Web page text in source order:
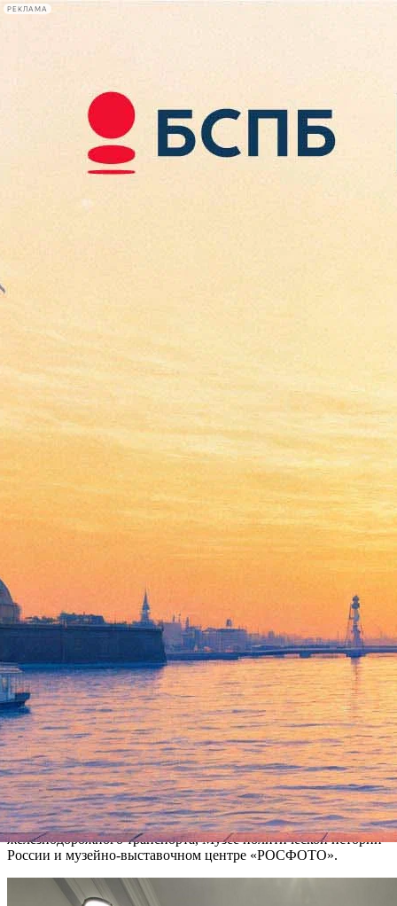
РЕКЛАМА
Сегодня:
2026.08.09
17:42
Афиша Plus
Пять петербургских музеев
объявили бесплатный вход
для женщин 8 марта
Версия для печати
Министерство культуры и российское музейное сообщество
устраивают специальную акцию в честь 8 марта. Вход на
многие культурные площадки для женщин сделают
свободным. Как следует из информации на сайте Минкульта,
к инициативе присоединились более 40 музеев и
заповедников по всей стране, в том числе Третьяковская
галерея, Музей-усадьба Толстого «Ясная поляна» и даже
Соловецкий музей-заповедник.
В Петербурге акцию поддержали всего пять площадок.
Бесплатные билеты для женщин 8 марта будут выдавать в
Музее истории религии, Центральном музее
железнодорожного транспорта, Музее политической истории
России и музейно-выставочном центре «РОСФОТО».